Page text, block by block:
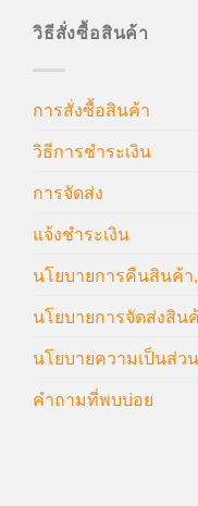
วิธีสั่งซื้อสินค้า
การสั่งซื้อสินค้า
วิธีการชำระเงิน
การจัดส่ง
แจ้งชำระเงิน
นโยบายการคืนสินค้า,
นโยบายการจัดส่งสิน
นโยบายความเป็นส่ว
คำถามที่พบบ่อย